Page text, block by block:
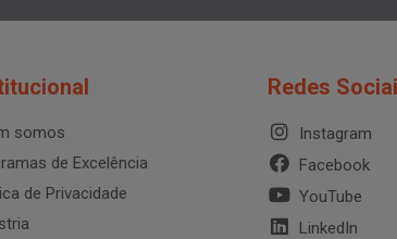
somos
de Excelência
de Privacidade
Redes
Instagram
Facebook
YouTube
LinkedIn